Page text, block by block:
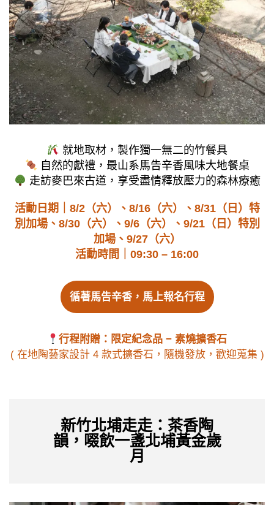
就地取材，製作獨一無二的竹餐具
自然的獻禮，最山系馬告辛香風味大地餐桌
走訪麥巴來古道，享受盡情釋放壓力的森林療癒
活動日期｜8/2（六）、8/16（六）、8/31（日）特
別加場、8/30（六）、9/6（六）、9/21（日）特別
加場、9/27（六）
活動時間｜09:30 – 16:00
循著馬告辛香，馬上報名行程
行程附贈：限定紀念品 − 素燒擴香石
( 在地陶藝家設計 4 款式擴香石，隨機發放，歡迎蒐集 )
新竹北埔走走：茶香陶
韻，啜飲一盞北埔黃金歲
月